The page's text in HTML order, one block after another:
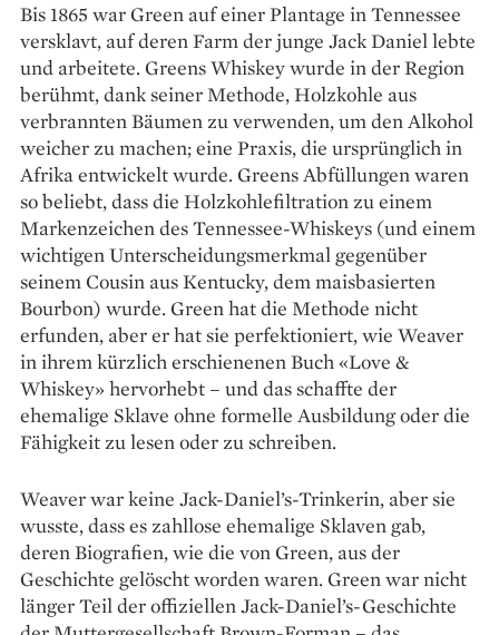
Bis 1865 war Green auf einer Plantage in Tennessee
versklavt, auf deren Farm der junge Jack Daniel lebte
und arbeitete. Greens Whiskey wurde in der Region
berühmt, dank seiner Methode, Holzkohle aus
verbrannten Bäumen zu verwenden, um den Alkohol
weicher zu machen; eine Praxis, die ursprünglich in
Afrika ­entwickelt wurde. Greens Abfüllungen waren
so beliebt, dass die Holzkohlefiltration zu einem
Marken­zeichen des Tennessee-Whiskeys (und einem
wichtigen Unterscheidungsmerkmal gegenüber
seinem Cousin aus Kentucky, dem maisbasierten
Bourbon) wurde. Green hat die Methode nicht
erfunden, aber er hat sie perfektioniert, wie Weaver
in ihrem kürzlich erschienenen Buch «Love &
Whiskey» hervorhebt – und das schaffte der
ehemalige Sklave ohne formelle Ausbildung oder die
Fähigkeit zu lesen oder zu schreiben.
Weaver war keine Jack-Daniel’s-Trinkerin, aber sie
wusste, dass es zahllose ehemalige Sklaven gab,
deren Biografien, wie die von Green, aus der
Geschichte gelöscht worden waren. Green war nicht
länger Teil der offiziellen Jack-Daniel’s-Geschichte